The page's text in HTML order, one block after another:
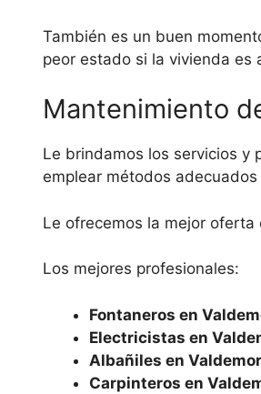
También es un buen
peor estado si la vivienda es
Mantenimiento
Le brindamos los servicios y
emplear métodos
Le ofrecemos la mejor
Los mejores profesionales:
Fontaneros en
Electricistas en
Albañiles en
Carpinteros en